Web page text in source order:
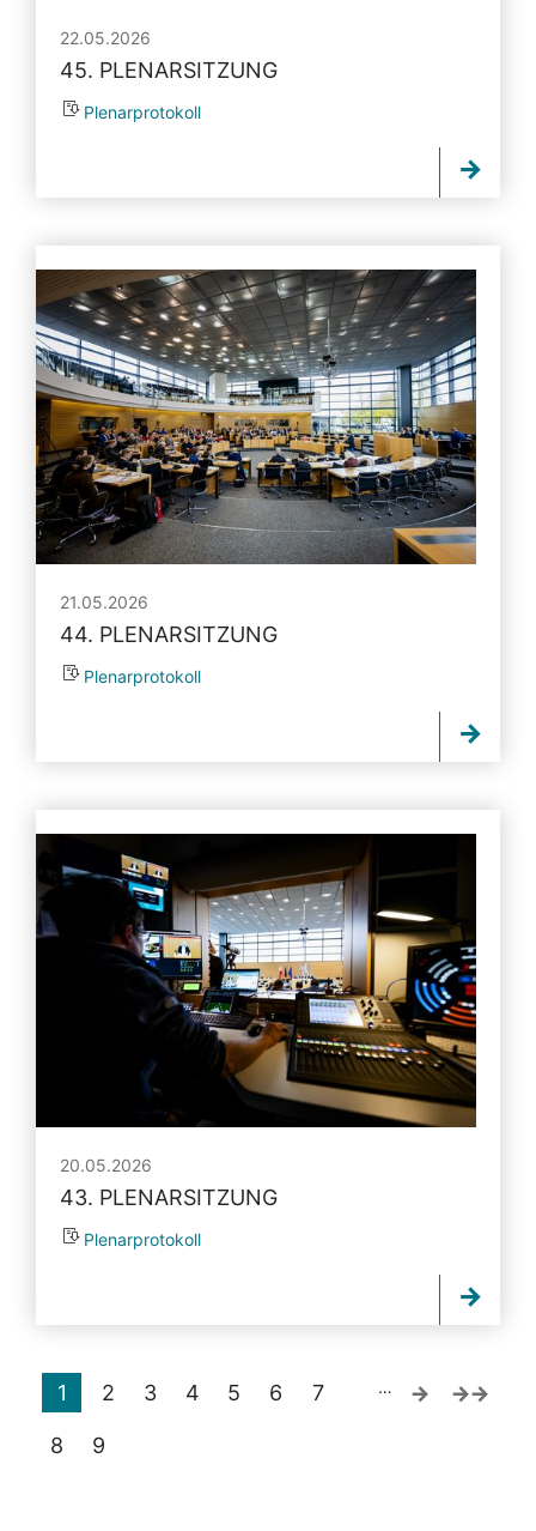
22.05.2026
45. PLENARSITZUNG
Plenarprotokoll
21.05.2026
44. PLENARSITZUNG
Plenarprotokoll
20.05.2026
43. PLENARSITZUNG
Plenarprotokoll
1 2 3 4 5 6 7
8 9
…